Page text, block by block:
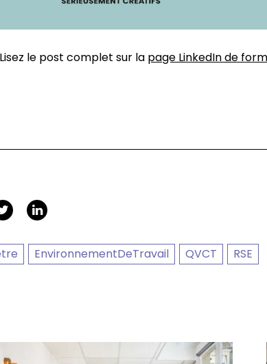
Lisez le post complet sur la page LinkedIn de
EnvironnementDeTravail QVCT RSE